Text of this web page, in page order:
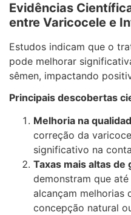
Evidências
entre Varicocele e
Estudos indicam que o
pode melhorar
sêmen, impactando
Principais descobertas
Melhoria na
correção da
significativo na
Taxas mais altas de
demonstram que até
alcançam melhorias
concepção natural